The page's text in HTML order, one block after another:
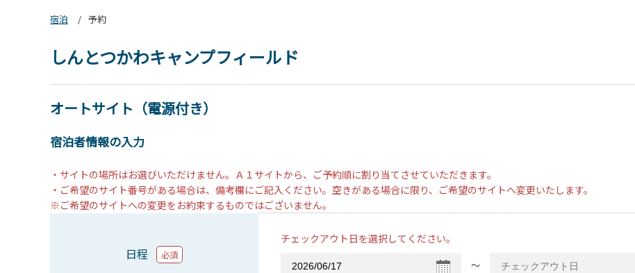
宿泊
予約
しんとつかわキャンプフィールド
オートサイト（電源付き）
宿泊者情報の入力
・サイトの場所はお選びいただけません。Ａ１サイトから、ご予約順に割り当てさせていただきます。
・ご希望のサイト番号がある場合は、備考欄にご記入ください。空きがある場合に限り、ご希望のサイトへ変更いたします。
※ご希望のサイトへの変更をお約束するものではございません。
日程 必須
チェックアウト日を選択してください。
〜